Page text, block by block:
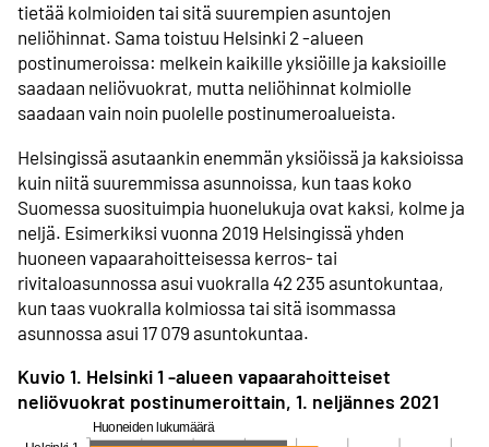
tietää kolmioiden tai sitä suurempien asuntojen
neliöhinnat. Sama toistuu Helsinki 2 -alueen
postinumeroissa: melkein kaikille yksiöille ja kaksioille
saadaan neliövuokrat, mutta neliöhinnat kolmiolle
saadaan vain noin puolelle postinumeroalueista.
Helsingissä asutaankin enemmän yksiöissä ja kaksioissa
kuin niitä suuremmissa asunnoissa, kun taas koko
Suomessa suosituimpia huonelukuja ovat kaksi, kolme ja
neljä. Esimerkiksi vuonna 2019 Helsingissä yhden
huoneen vapaarahoitteisessa kerros- tai
rivitaloasunnossa asui vuokralla 42 235 asuntokuntaa,
kun taas vuokralla kolmiossa tai sitä isommassa
asunnossa asui 17 079 asuntokuntaa.
Kuvio 1. Helsinki 1 -alueen vapaarahoitteiset
neliövuokrat postinumeroittain, 1. neljännes 2021